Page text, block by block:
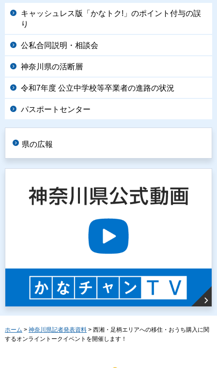
キャッシュレス版「かなトク!」のポイント付与の誤
り
公私合同説明・相談会
神奈川県の活断層
令和7年度 公立中学校等卒業者の進路の状況
パスポートセンター
県の広報
ホーム > 神奈川県記者発表資料 > 西湘・足柄エリアへの移住・おうち購入に関
するオンライントークイベントを開催します！